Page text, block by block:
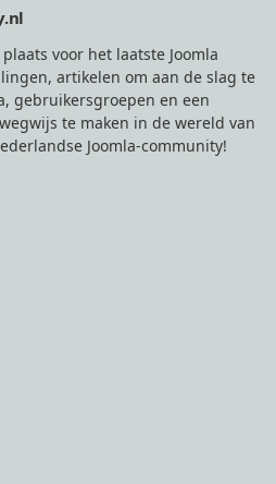
voor het laatste Joomla
artikelen om aan de slag te
gebruikersgroepen en een
te maken in de wereld van
Joomla-community!